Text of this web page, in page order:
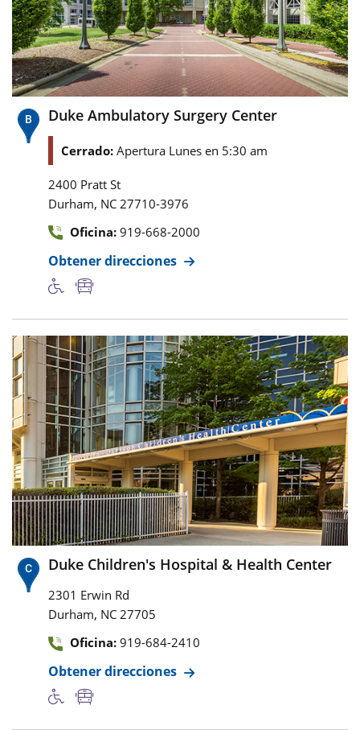
Duke Ambulatory Surgery Center
Cerrado: Apertura Lunes en 5:30 am
2400 Pratt St
Durham, NC 27710-3976
Oficina: 919-668-2000
Obtener direcciones
Duke Children's Hospital & Health Center
2301 Erwin Rd
Durham, NC 27705
Oficina: 919-684-2410
Obtener direcciones